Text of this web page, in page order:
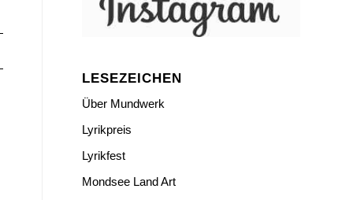
LESEZEICHEN
Über Mundwerk
Lyrikpreis
Lyrikfest
Mondsee Land Art